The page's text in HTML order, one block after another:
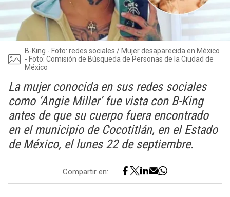
B-King - Foto: redes sociales / Mujer desaparecida en México
- Foto: Comisión de Búsqueda de Personas de la Ciudad de
México
La mujer conocida en sus redes sociales
como ‘Angie Miller’ fue vista con B-King
antes de que su cuerpo fuera encontrado
en el municipio de Cocotitlán, en el Estado
de México, el lunes 22 de septiembre.
Compartir en: